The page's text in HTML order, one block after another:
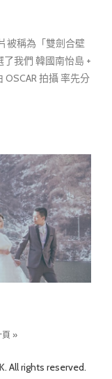
被稱為「雙劍合壁
了我們 韓國南怡島 +
OSCAR 拍攝 率先分
頁 »
. All rights reserved.